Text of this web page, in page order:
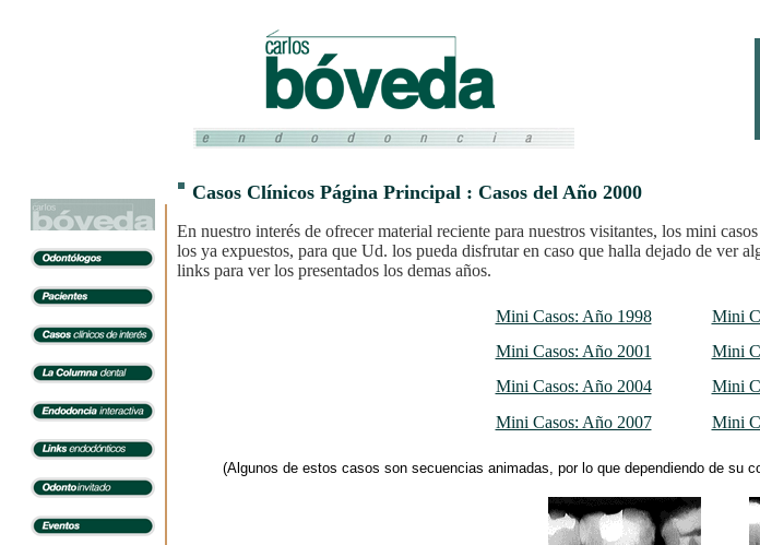
Casos Clínicos Página Principal : Casos del Año 2000
En nuestro interés de ofrecer material reciente para nuestros visitantes, los mini
los ya expuestos, para que Ud. los pueda disfrutar en caso que halla dejado de ver
links para ver los presentados los demas años.
Mini Casos: Año 1998 Mini
Mini Casos: Año 2001
Mini
Mini Casos: Año 2004
Mini
Mini Casos: Año 2007
Mini
(Algunos de estos casos son secuencias animadas, por lo que dependiendo de su